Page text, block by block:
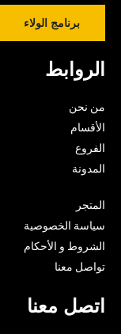
برنامج الولاء
الروابط
من نحن
الأقسام
الفروع
المدونة
المتجر
سياسة الخصوصية
الشروط و الأحكام
تواصل معنا
اتصل معنا